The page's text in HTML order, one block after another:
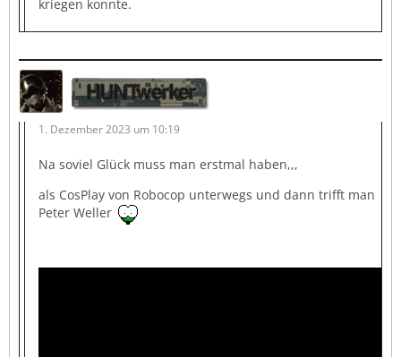
kriegen konnte.
HUNTwerker
1. Dezember 2023 um 10:19
Na soviel Glück muss man erstmal haben,,,
als CosPlay von Robocop unterwegs und dann trifft man
Peter Weller